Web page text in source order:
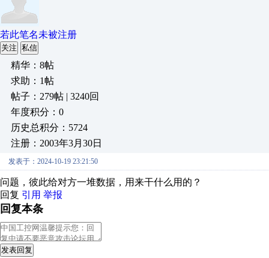
若此笔名未被注册
关注 私信
精华：8帖
求助：1帖
帖子：279帖 | 3240回
年度积分：0
历史总积分：5724
注册：2003年3月30日
发表于：2024-10-19 23:21:50
问题，彼此给对方一堆数据，用来干什么用的？
回复 引用 举报
回复本条
发表回复